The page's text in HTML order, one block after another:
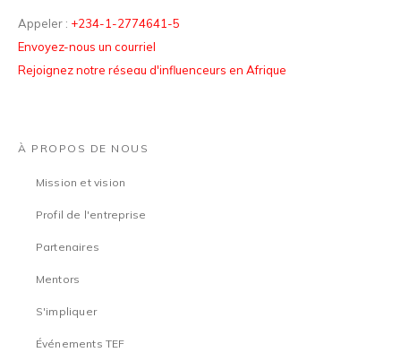
Appeler : +234-1-2774641-5
Envoyez-nous un courriel
Rejoignez notre réseau d'influenceurs en Afrique
À PROPOS DE NOUS
Mission et vision
Profil de l'entreprise
Partenaires
Mentors
S'impliquer
Événements TEF